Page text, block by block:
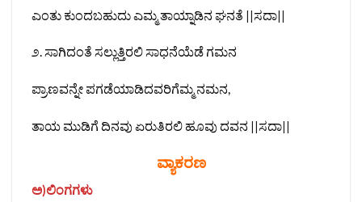
ಎಂತು ಕುಂದಬಹುದು ಎಮ್ಮ ತಾಯ್ನಾಡಿನ ಘನತೆ ||ಸದಾ||
೨. ಸಾಗಿದಂತೆ ಸಲ್ಲುತ್ತಿರಲಿ ಸಾಧನೆಯೆಡೆ ಗಮನ
ಪ್ರಾಣವನ್ನೇ ಪಗಡೆಯಾಡಿದವರಿಗೆಮ್ಮ ನಮನ,
ತಾಯ ಮುಡಿಗೆ ದಿನವು ಏರುತಿರಲಿ ಹೂವು ದವನ ||ಸದಾ||
ವ್ಯಾಕರಣ
ಅ)ಲಿಂಗಗಳು